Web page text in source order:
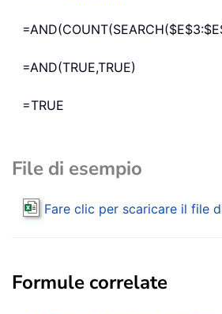
=AND(TRUE,TRUE)
=TRUE
File di esempio
Fare clic per scaricare il file
Formule correlate